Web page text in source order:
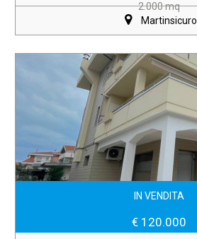
2.000 mq
Martinsicuro
IN VENDITA
€ 120.000